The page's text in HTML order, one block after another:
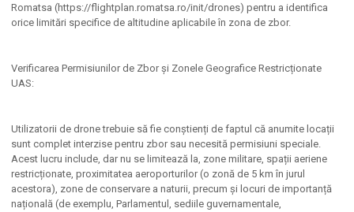
Romatsa (https://flightplan.romatsa.ro/init/drones) pentru a identifica
orice limitări specifice de altitudine aplicabile în zona de zbor.
Verificarea Permisiunilor de Zbor și Zonele Geografice Restricționate
UAS:
Utilizatorii de drone trebuie să fie conștienți de faptul că anumite locații
sunt complet interzise pentru zbor sau necesită permisiuni speciale.
Acest lucru include, dar nu se limitează la, zone militare, spații aeriene
restricționate, proximitatea aeroporturilor (o zonă de 5 km în jurul
acestora), zone de conservare a naturii, precum și locuri de importanță
națională (de exemplu, Parlamentul, sediile guvernamentale,